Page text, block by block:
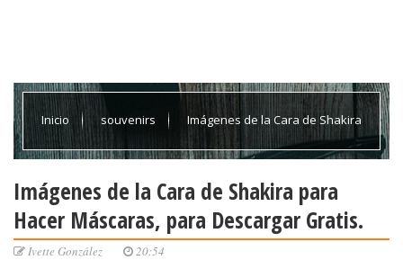
Inicio souvenirs Imágenes de la Cara de Shakira
Imágenes de la Cara de Shakira para
Hacer Máscaras, para Descargar Gratis.
Ivette González 20:54